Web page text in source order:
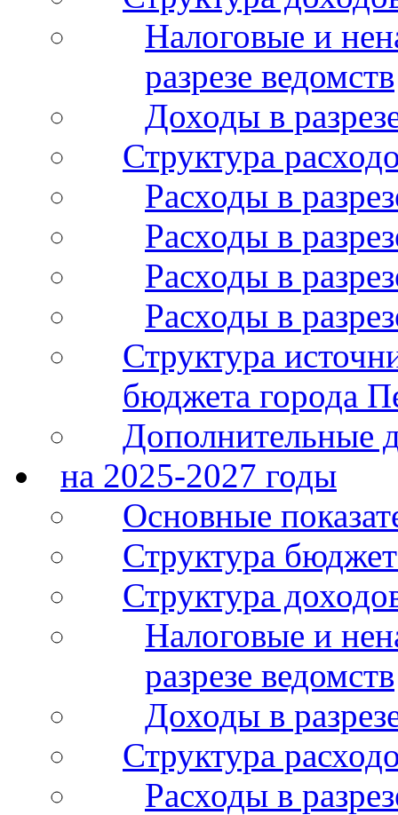
Налоговые и
разрезе ведомств
Доходы в
Структура
Расходы в
Расходы в
Расходы в
Расходы в
Структура
бюджета города
Дополнительные
на 2025-2027 годы
Основные
Структура
Структура
Налоговые и
разрезе ведомств
Доходы в
Структура
Расходы в